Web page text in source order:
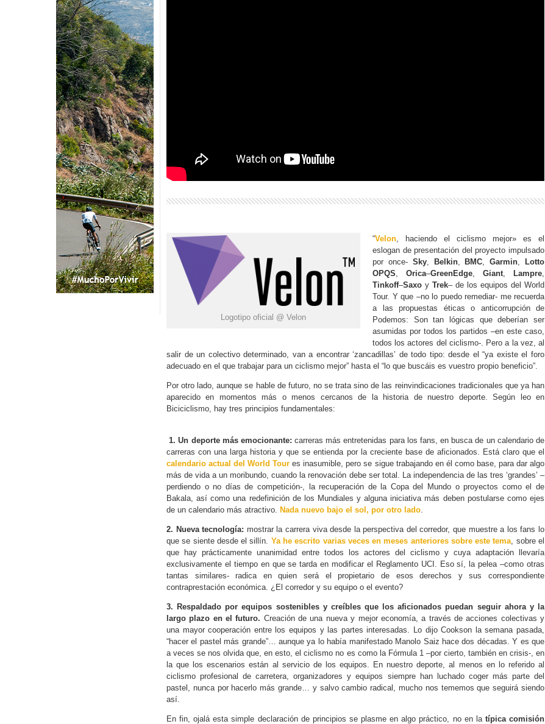
Logotipo oficial @ Velon
“Velon, haciendo el ciclismo mejor» es el
eslogan de presentación del proyecto impulsado
por once- Sky, Belkin, BMC,Garmin,
Lotto
OPQS, Orica–GreenEdge, Giant, Lampre,
Tinkoff–Saxo y Trek– de los equipos del World
Tour. Y que –no lo puedo remediar- me recuerda
a las propuestas éticas o anticorrupción de
Podemos: Son tan lógicas que deberían ser
asumidas por todos los partidos –en este caso,
todos los actores del ciclismo-. Pero a la vez, al
salir de un colectivo determinado, van a encontrar ‘zancadillas’ de todo tipo: desde el “ya existe el foro
adecuado en el que trabajar para un ciclismo mejor” hasta el “lo que buscáis es vuestro propio beneficio”.
Por otro lado, aunque se hable de futuro, no se trata sino de las reinvindicaciones tradicionales que ya han
aparecido en momentos más o menos cercanos de la historia de nuestro deporte. Según leo en
Biciciclismo, hay tres principios fundamentales:
1. Un deporte más emocionante: carreras más entretenidas para los fans, en busca de un calendario de
carreras con una larga historia y que se entienda por la creciente base de aficionados. Está claro que el
calendario actual del World Tour es inasumible, pero se sigue trabajando en él como base, para dar algo
más de vida a un moribundo, cuando la renovación debe ser total. La independencia de las tres ‘grandes’ –
perdiendo o no días de competición-, la recuperación de la Copa del Mundo o proyectos como el de
Bakala, así como una redefinición de los Mundiales y alguna iniciativa más deben postularse como ejes
de un calendario más atractivo. Nada nuevo bajo el sol, por otro lado.
2. Nueva tecnología: mostrar la carrera viva desde la perspectiva del corredor, que muestre a los fans lo
que se siente desde el sillín. Ya he escrito varias veces en meses anteriores sobre este tema, sobre el
que hay prácticamente unanimidad entre todos los actores del ciclismo y cuya adaptación llevaría
exclusivamente el tiempo en que se tarda en modificar el Reglamento UCI. Eso sí, la pelea –como otras
tantas similares- radica en quien será el propietario de esos derechos y sus correspondiente
contraprestación económica. ¿El corredor y su equipo o el evento?
3. Respaldado por equipos sostenibles y creíbles que los aficionados puedan seguir ahora y la
largo plazo en el futuro. Creación de una nueva y mejor economía, a través de acciones colectivas y
una mayor cooperación entre los equipos y las partes interesadas. Lo dijo Cookson la semana pasada,
“hacer el pastel más grande”… aunque ya lo había manifestado Manolo Saiz hace dos décadas. Y es que
a veces se nos olvida que, en esto, el ciclismo no es como la Fórmula 1 –por cierto, también en crisis-, en
la que los escenarios están al servicio de los equipos. En nuestro deporte, al menos en lo referido al
ciclismo profesional de carretera, organizadores y equipos siempre han luchado coger más parte del
pastel, nunca por hacerlo más grande… y salvo cambio radical, mucho nos tememos que seguirá siendo
así.
En fin, ojalá esta simple declaración de principios se plasme en algo práctico, no en la típica comisión